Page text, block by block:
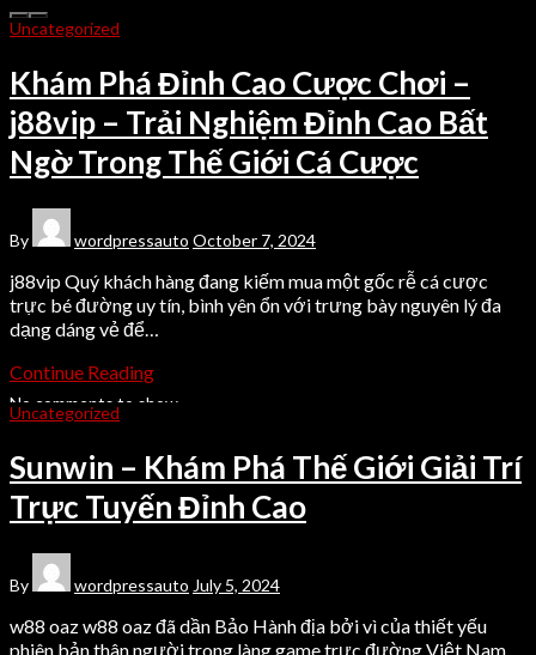
Uncategorized
Khám Phá Đỉnh Cao Cược Chơi –
j88vip – Trải Nghiệm Đỉnh Cao Bất
Ngờ Trong Thế Giới Cá Cược
By wordpressauto October 7, 2024
j88vip Quý khách hàng đang kiếm mua một gốc rễ cá cược
trực bé đường uy tín, bình yên ổn với trưng bày nguyên lý đa
dạng dáng vẻ để…
Continue Reading
Uncategorized
Sunwin – Khám Phá Thế Giới Giải Trí
Trực Tuyến Đỉnh Cao
By wordpressauto July 5, 2024
w88 oaz w88 oaz đã dần Bảo Hành địa bởi vì của thiết yếu
phiên bản thân người trong làng game trực đường Việt Nam.
Search
Recent Posts
Đăng nhập Gem88 – Smooth Access to Gaming, Faster Fun
Khuyến mãi sv88 – Smart Ways to Upgrade Your SV88 Play
Đăng nhập SV88 — Secure Login Tips for Smooth Access
Đăng Nhập Topbet – Secure Login Steps and Smart Tips
Recent Comments
No comments to show.
Archives
July 2026
May 2026
April 2026
March 2026
February 2026
December 2025